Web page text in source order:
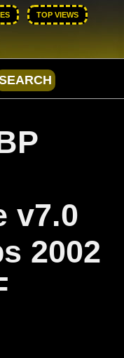
TOP VIEWS
v7.0
2002